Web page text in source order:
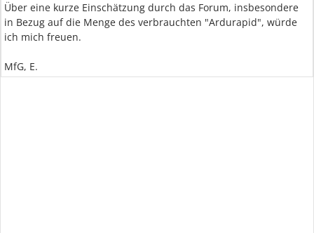
Über eine kurze Einschätzung durch das Forum, insbesondere
in Bezug auf die Menge des verbrauchten "Ardurapid", würde
ich mich freuen.
MfG, E.